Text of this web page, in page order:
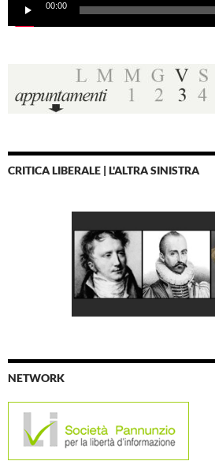
00:00
CRITICA LIBERALE | L'ALTRA SINISTRA
NETWORK